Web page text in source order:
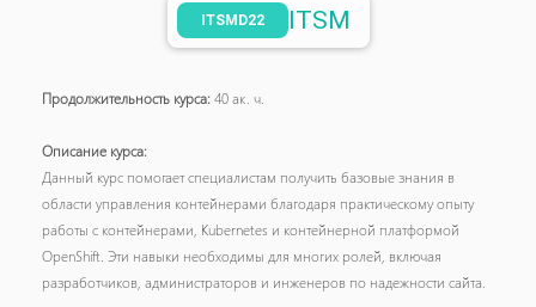
ITSMD22 ITSM
Продолжительность курса: 40 ак. ч.
Описание курса:
Данный курс помогает специалистам получить базовые знания в
области управления контейнерами благодаря практическому опыту
работы с контейнерами, Kubernetes и контейнерной платформой
OpenShift. Эти навыки необходимы для многих ролей, включая
разработчиков, администраторов и инженеров по надежности сайта.